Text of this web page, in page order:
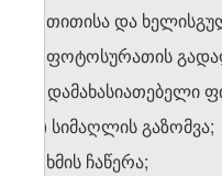
ა) თითისა და
ბ) ფოტოსურათის
გ) დამახასიათებელი
დ) სიმაღლის გაზომვა;
ე) ხმის ჩაწერა;